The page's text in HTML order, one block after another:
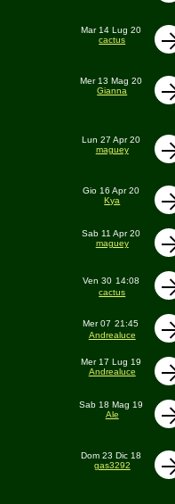
Mar 14 Lug 20
cactus
Mer 13 Mag 20
Gianna
Lun 27 Apr 20
maguey
Gio 16 Apr 20
Kya
Sab 11 Apr 20
maguey
Ven 30 14:08
cactus
Mer 07 21:45
Andrealuce
Mer 17 Lug 19
Andrealuce
Sab 18 Mag 19
Ale
Dom 23 Dic 18
gas3292